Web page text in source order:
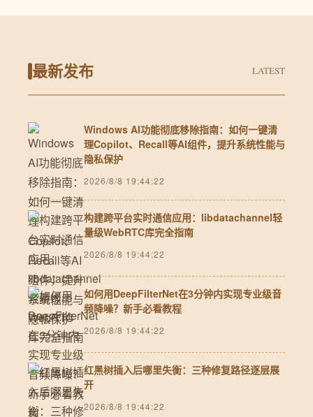
最新发布 LATEST
Windows AI功能彻底移除指南：如何一键清
理Copilot、Recall等AI组件，提升系统性能与
隐私保护
2026/8/8 19:44:22
构建跨平台实时通信应用：libdatachannel轻
量级WebRTC库完全指南
2026/8/8 19:44:22
如何用DeepFilterNet在3分钟内实现专业级音
频降噪？新手必看教程
2026/8/8 19:44:22
红黑树插入后哪里失衡：三种修复路径逐层展
开
2026/8/8 19:44:22